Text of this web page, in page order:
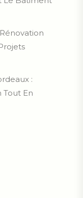
:
Tout En